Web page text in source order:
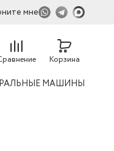
мне
54
Корзина
МАШИНЫ